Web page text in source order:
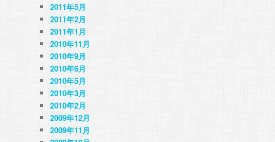
2011年5月
2011年2月
2011年1月
2010年11月
2010年9月
2010年6月
2010年5月
2010年3月
2010年2月
2009年12月
2009年11月